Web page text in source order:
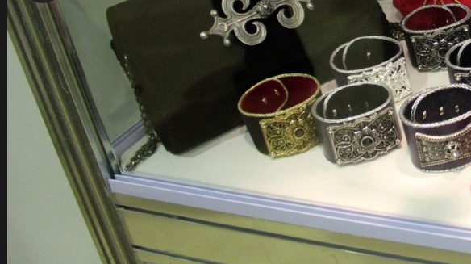
Виды деятельности